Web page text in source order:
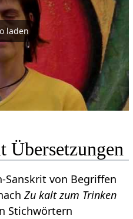
laden
Übersetzungen
Sanskrit von Begriffen
Zu kalt zum Trinken
Stichwörtern